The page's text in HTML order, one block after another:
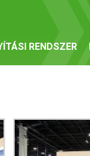
RENDSZER